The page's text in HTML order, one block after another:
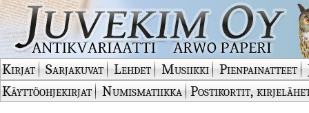
Kirjat Sarjakuvat Lehdet Musiikki Pienpainatteet
Käyttöohjekirjat
Numismatiikka Postikortit,